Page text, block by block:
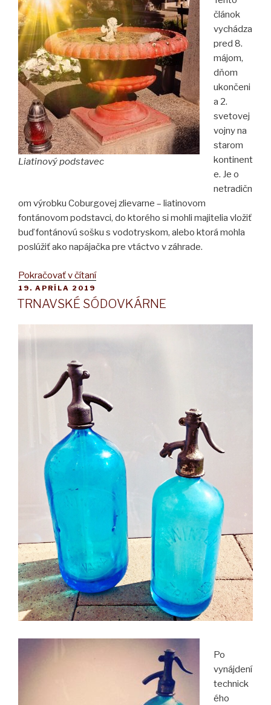
Liatinový podstavec
článok
vychádza
pred 8.
májom,
dňom
ukončeni
a 2.
svetovej
vojny na
starom
kontinent
e. Je o
netradičn
om výrobku Coburgovej zlievarne – liatinovom
fontánovom podstavci, do ktorého si mohli majitelia vložiť
buď fontánovú sošku s vodotryskom, alebo ktorá mohla
poslúžiť ako napájačka pre vtáctvo v záhrade.
Pokračovať v čítaní„FONTÁNOVÝ
PUBLIKOVANÉ
19. APRÍLA 2019
TRNAVSKÉ SÓDOVKÁRNE
Po
vynájdení
technick
ého